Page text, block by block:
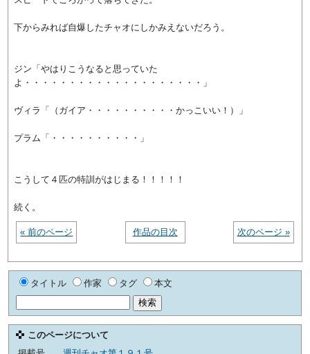
下からみれば自爆したチャオにしかみえないだろう。
ジン「やはりこうなると思っていた
よ・・・・・・・・・・・・・・・・・・・・」
ヴィラ「（ガイア・・・・・・・・・・かっこいい！）」
プラム「・・・・・・・・・・」
こうして４匹の特訓がはじまる！！！！！
続く。
« 前のページ 次のページ »
作品の目次
タイトル 作家 タグ 本文
このページについて